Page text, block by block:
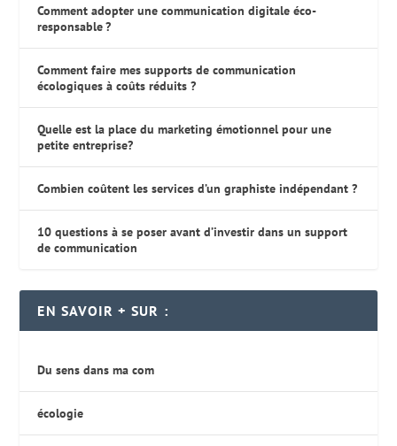
Comment adopter une communication digitale éco-
responsable ?
Comment faire mes supports de communication
écologiques à coûts réduits ?
Quelle est la place du marketing émotionnel pour une
petite entreprise?
Combien coûtent les services d’un graphiste indépendant ?
10 questions à se poser avant d’investir dans un support
de communication
EN SAVOIR + SUR :
Du sens dans ma com
écologie